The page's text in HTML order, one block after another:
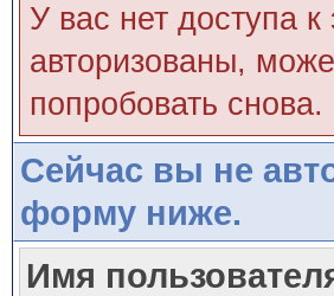
У вас нет доступа
авторизованы,
попробовать снова.
Сейчас вы не
форму ниже.
Имя